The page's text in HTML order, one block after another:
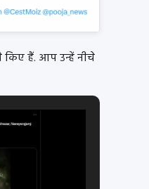
किए हैं. आप उन्हें नीचे